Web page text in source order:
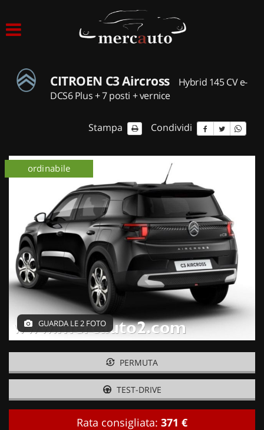
ACQUISTIAMO USATO
NOLEGGIO AUTO
NOLEGGIO LUNGO TERMINE
NOLEGGIO BREVE TERMINE
CONTATTI
CITROEN C3 Aircross
Hybrid 145 CV e-
DCS6 Plus + 7 posti + vernice
Stampa Condividi
ordinabile
GUARDA LE 2 FOTO
PERMUTA
TEST-DRIVE
Rata consigliata: 371 €